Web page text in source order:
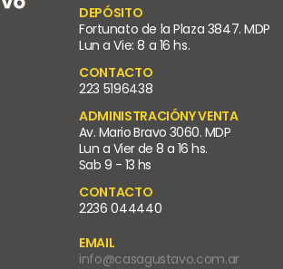
DEPÓSITO
Fortunato de la Plaza 3847. MDP
Lun a Vie: 8 a 16 hs.
CONTACTO
223 5196438
ADMINISTRACIÓNY VENTA
Av. Mario Bravo 3060. MDP
Lun a Vier de 8 a 16 hs.
Sab 9 - 13 hs
CONTACTO
2236 044440
EMAIL
info@casagustavo.com.ar